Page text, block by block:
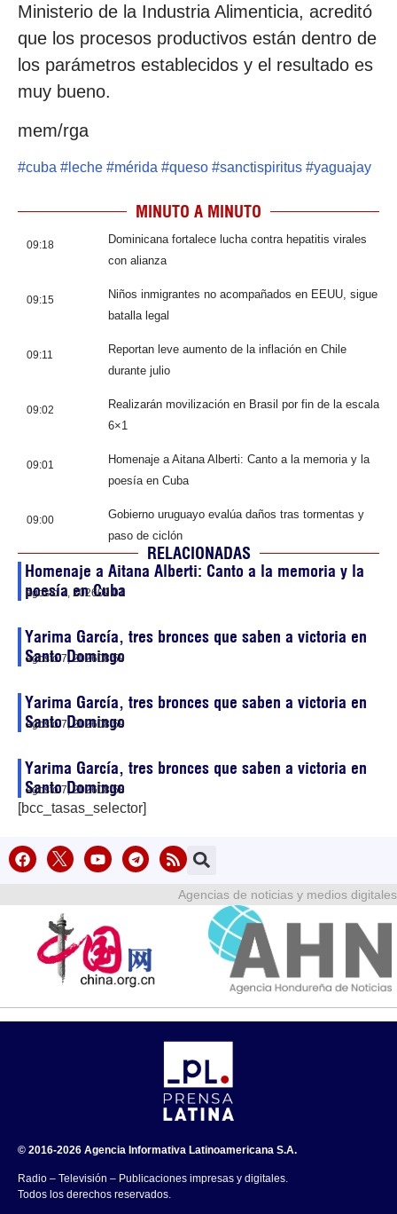
Ministerio de la Industria Alimenticia, acreditó
que los procesos productivos están dentro de
los parámetros establecidos y el resultado es
muy bueno.
mem/rga
#cuba # leche #mérida #queso #sanctispiritus #yaguajay
MINUTO A MINUTO
09:18
Dominicana fortalece lucha contra hepatitis virales
con alianza
09:15
Niños inmigrantes no acompañados en EEUU, sigue
batalla legal
09:11
Reportan leve aumento de la inflación en Chile
durante julio
09:02
Realizarán movilización en Brasil por fin de la escala
6×1
09:01
Homenaje a Aitana Alberti: Canto a la memoria y la
poesía en Cuba
09:00
Gobierno uruguayo evalúa daños tras tormentas y
paso de ciclón
RELACIONADAS
Homenaje a Aitana Alberti: Canto a la memoria y la
poesía en Cuba
agosto 7, 202609:01
Yarima García, tres bronces que saben a victoria en
Santo Domingo
agosto 7, 202608:59
Yarima García, tres bronces que saben a victoria en
Santo Domingo
agosto 7, 202608:59
Yarima García, tres bronces que saben a victoria en
Santo Domingo
agosto 7, 202608:58
[bcc_tasas_selector]
Agencias de noticias y medios digitales
© 2016-2026 Agencia Informativa Latinoamericana S.A.
Radio – Televisión – Publicaciones impresas y digitales.
Todos los derechos reservados.